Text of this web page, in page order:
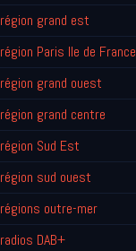
région grand est
région Paris Ile de France
région grand ouest
région grand centre
région Sud Est
région sud ouest
régions outre-mer
radios DAB+